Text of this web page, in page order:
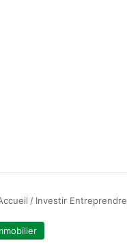
/ Investir Entreprendre